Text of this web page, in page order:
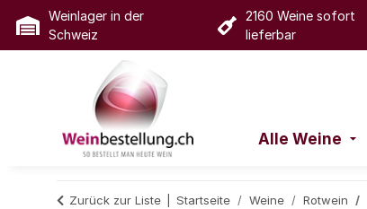
Weinlager in der
Schweiz
2160 Weine sofort
lieferbar
Alle Weine
Zurück zur Liste Startseite Weine Rotwein